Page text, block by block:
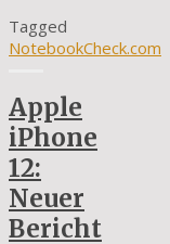
Tagged
NotebookCheck.com
Apple
iPhone
12:
Neuer
Bericht